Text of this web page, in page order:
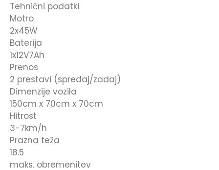
Tehnični podatki
Motro
2x45W
Baterija
1x12V7Ah
Prenos
2 prestavi (spredaj/zadaj)
Dimenzije vozila
150cm x 70cm x 70cm
Hitrost
3-7km/h
Prazna teža
18.5
maks. obremenitev